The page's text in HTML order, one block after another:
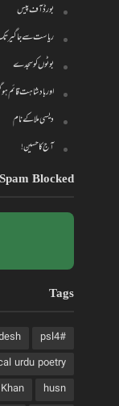
بورڈ آف پیس
ریاست سے جاگیر
بوٹوں کو سجدے
اور بادشاہت قائم
دیسی ملا کے نام
آج کا حسین!
Spam Blocked
Tags
#psl4
urdu poetry
husn